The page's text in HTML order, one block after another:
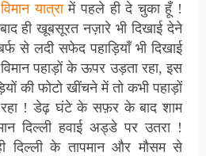
यात्रामें पहले ही दे चुका हूँ !
ही खूबसूरत नज़ारे भी दिखाई देने
से लदी सफेद पहाड़ियाँ भी दिखाई
पहाड़ों के ऊपर उड़ता रहा, इस
की फोटो खींचने में तो कभी पहाड़ों
रहा ! डेढ़ घंटे के सफ़र के बाद शाम
दिल्ली हवाई अड्डे पर उतरा !
दिल्ली के तापमान और मौसम से